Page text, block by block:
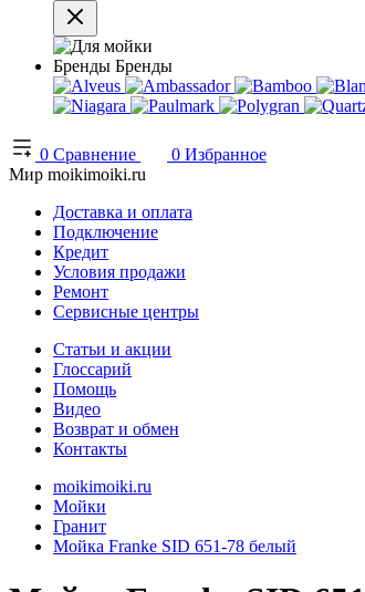
Бренды Бренды
0 Сравнение 0 Избранное
Мир moikimoiki.ru
Доставка и оплата
Подключение
Кредит
Условия продажи
Ремонт
Сервисные центры
Статьи и акции
Глоссарий
Помощь
Видео
Возврат и обмен
Контакты
moikimoiki.ru
Мойки
Гранит
Мойка Franke SID 651-78 белый